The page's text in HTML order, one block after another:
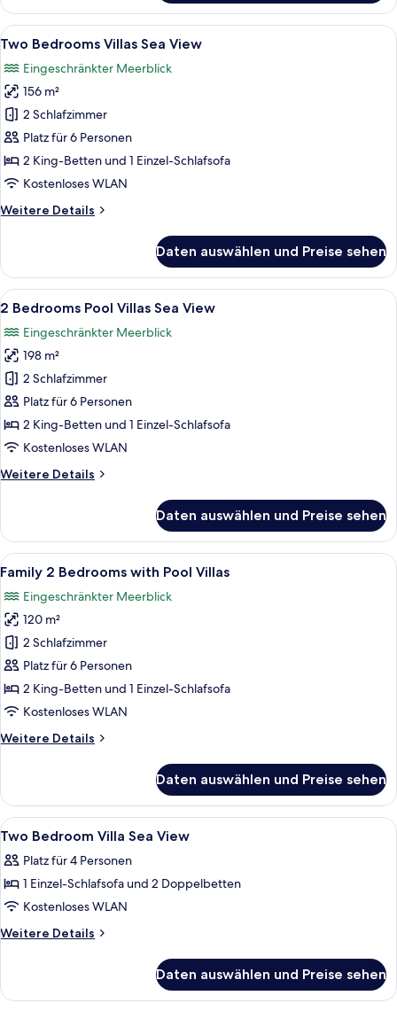
Bedroom
Villas
Sea
Alle
Fotos
für
Two
Bedrooms
Villas
Sea
View
Ein Zimmer mit Holzwänden, einem
13
Two Bedrooms Villas Sea View
Eingeschränkter Meerblick
156 m²
2 Schlafzimmer
Platz für 6 Personen
2 King-Betten und 1 Einzel-Schlafsofa
Kostenloses WLAN
Weitere Details
Weitere
Bedrooms
Villas
Sea
Daten auswählen und Preise sehen
Alle
Fotos
für
2
Bedrooms
Pool
Villas
Sea
anzeigen
Ein Hotelzimmer mit einem großen
21
2 Bedrooms Pool Villas Sea View
Eingeschränkter Meerblick
198 m²
2 Schlafzimmer
Platz für 6 Personen
2 King-Betten und 1 Einzel-Schlafsofa
Kostenloses WLAN
Weitere Details
Weitere
Bedrooms
Pool
Villas
View
Daten auswählen und Preise sehen
Alle
Fotos
für
Family
2
Bedrooms
with
Pool
anzeigen
Ein modernes Haus mit
20
Family 2 Bedrooms with Pool Villas
Eingeschränkter Meerblick
120 m²
2 Schlafzimmer
Platz für 6 Personen
2 King-Betten und 1 Einzel-Schlafsofa
Kostenloses WLAN
Weitere Details
Weitere
2
Bedrooms
with
Villas
Daten auswählen und Preise sehen
Alle
Fotos
für
Two
Bedroom
Villa
anzeigen
2 Schlafzimmer, Zimmersafe,
11
Two Bedroom Villa Sea View
Platz für 4 Personen
1 Einzel-Schlafsofa und 2 Doppelbetten
Kostenloses WLAN
Weitere Details
Weitere
Bedroom
Daten auswählen und Preise sehen